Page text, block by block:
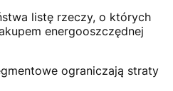
listę rzeczy, o których
energooszczędnej
ograniczają straty